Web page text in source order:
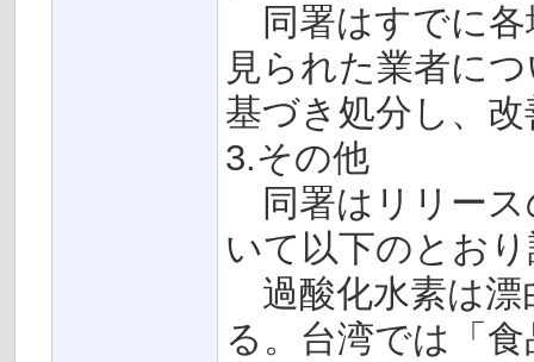
同署はすでに各
見られた業者に
基づき処分し、
3.その他
同署はリリース
いて以下のとお
過酸化水素は漂
る。台湾では「